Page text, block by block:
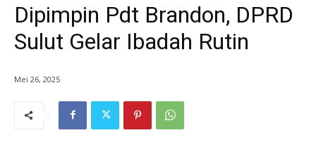
Dipimpin Pdt Brandon, DPRD
Sulut Gelar Ibadah Rutin
Mei 26, 2025